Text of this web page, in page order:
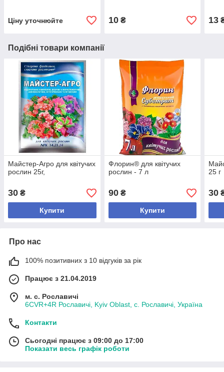
Ціну уточнюйте 10₴ 13
Подібні товари компанії
Майстер-Агро для квітучих
рослин 25г,
30 ₴
Купити
Флорин® для квітучих
рослин - 7 л
90₴
Купити
25 г
30
Про нас
100% позитивних з 10 відгуків за рік
Працює з 21.04.2019
м. с. Рославичі
6CVR+4R Рославичі, Kyiv Oblast, с. Рославичі, Україна
Контакти
Сьогодні працює з 09:00 до 17:00
Показати весь графік роботи